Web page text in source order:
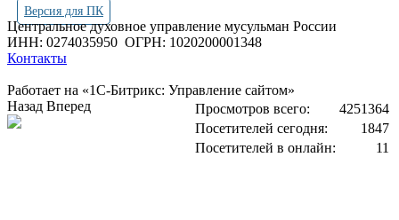
Версия для ПК
Центральное духовное управление мусульман России
ИНН: 0274035950 ОГРН: 1020200001348
Контакты
Работает на «1С-Битрикс: Управление сайтом»
Просмотров всего:
4251364
Посетителей сегодня:
1847
Посетителей в онлайн:
11
Назад Вперед